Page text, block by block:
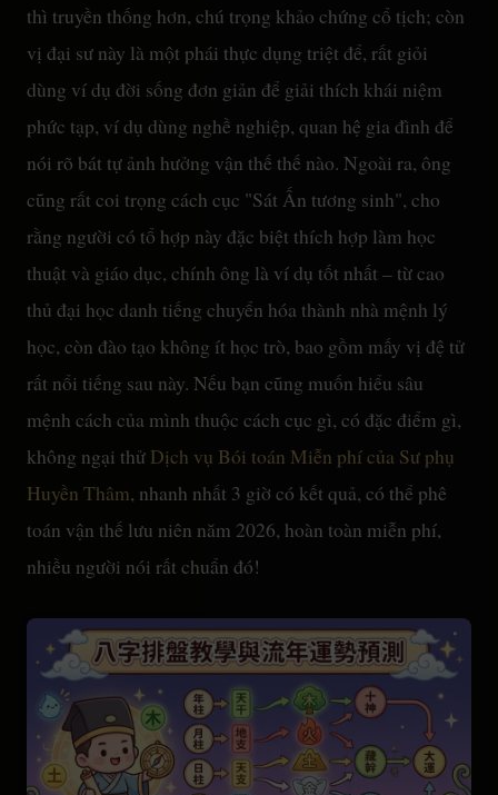
thì truyền thống hơn, chú trọng khảo chứng cổ tịch; còn
vị đại sư này là một phái thực dụng triệt để, rất giỏi
dùng ví dụ đời sống đơn giản để giải thích khái niệm
phức tạp, ví dụ dùng nghề nghiệp, quan hệ gia đình để
nói rõ bát tự ảnh hưởng vận thế thế nào. Ngoài ra, ông
cũng rất coi trọng cách cục "Sát Ấn tương sinh", cho
rằng người có tổ hợp này đặc biệt thích hợp làm học
thuật và giáo dục, chính ông là ví dụ tốt nhất – từ cao
thủ đại học danh tiếng chuyển hóa thành nhà mệnh lý
học, còn đào tạo không ít học trò, bao gồm mấy vị đệ tử
rất nổi tiếng sau này. Nếu bạn cũng muốn hiểu sâu
mệnh cách của mình thuộc cách cục gì, có đặc điểm gì,
không ngại thử Dịch vụ Bói toán Miễn phí của Sư phụ
Huyền Thâm, nhanh nhất 3 giờ có kết quả, có thể phê
toán vận thế lưu niên năm 2026, hoàn toàn miễn phí,
nhiều người nói rất chuẩn đó!